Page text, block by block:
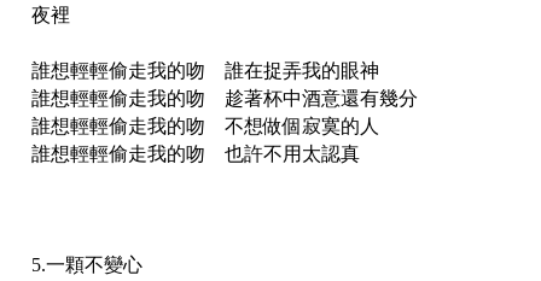
夜裡
誰想輕輕偷走我的吻 誰在捉弄我的眼神
誰想輕輕偷走我的吻 趁著杯中酒意還有幾分
誰想輕輕偷走我的吻 不想做個寂寞的人
誰想輕輕偷走我的吻 也許不用太認真
5.一顆不變心